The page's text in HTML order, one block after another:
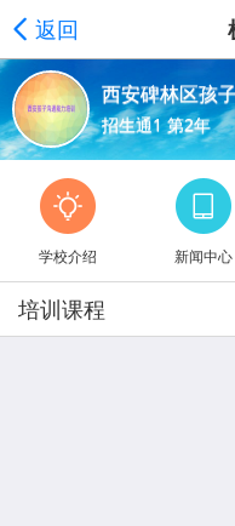
返回
西安碑林区孩
招生通1 第2年
学校介绍 新闻中心
培训课程